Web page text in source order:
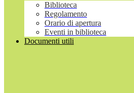
Biblioteca
Regolamento
Orario di apertura
Eventi in biblioteca
Documenti utili